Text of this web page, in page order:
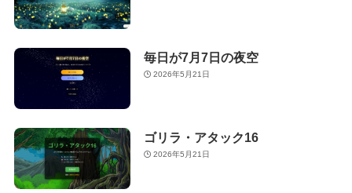
毎日が7月7日の夜空
2026年5月21日
ゴリラ・アタック16
2026年5月21日